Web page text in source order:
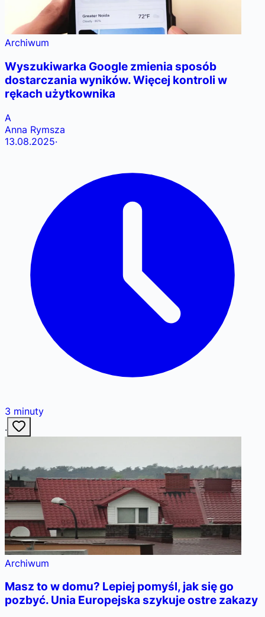
Archiwum
Wyszukiwarka Google zmienia sposób
dostarczania wyników. Więcej kontroli w
rękach użytkownika
A
Anna Rymsza
13.08.2025·
3 minuty
·
Archiwum
Masz to w domu? Lepiej pomyśl, jak się go
pozbyć. Unia Europejska szykuje ostre zakazy